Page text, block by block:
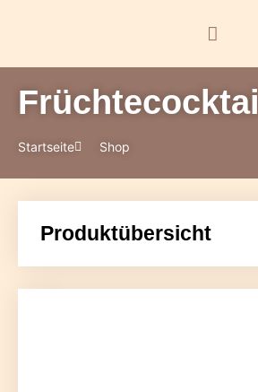
Früchtecocktail
Startseite Shop
Produktübersicht